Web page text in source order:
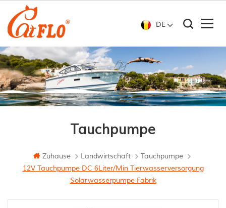
DE
Tauchpumpe
Zuhause Landwirtschaft
Tauchpumpe
12V Tauchpumpe DC 6Liter/Min Tierwasserversorgung
Solarwasserpumpe Fabrik